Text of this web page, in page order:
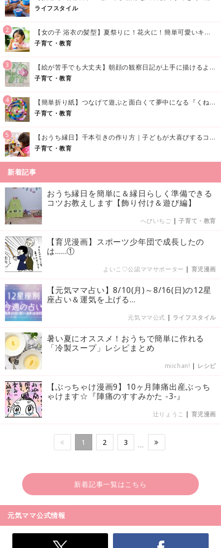
ライフスタイル
2 【女の子 浴衣の髪型】夏祭りに！花火に！簡単可愛いキッズの浴衣ヘアアレンジまとめ
子育て・教育
3 【絵が苦手でも大丈夫】朝顔の観察日記が上手に描けるようになる方法｜イラスト付き
子育て・教育
4 【簡単折り紙】つなげて遊ぶと面白くて夢中になる『くねくねへびさんの作り方』
子育て・教育
5 【おうち縁日】千本引きの作り方｜子どもが大喜びするコツやアイデア♪
子育て・教育
新着記事
おうち縁日を簡単に＆縁日らしく準備できる
コツお教えします【飾り付け＆遊び編】
へびいちご |子育て・教育
【育児漫画】スポーツ少年団で成長したの
は……①
よいこ♡公認ママサポーター | 育児漫画
【元気ママ占い】8/10(月)～8/16(日)の12星
座占い＆運気を上げる...
元気ママ公式 | ライフスタイル
暑い夏にオススメ！おうちで簡単に作れる
「冷製スープ」レシピまとめ
miichan! | レシピ
【ぶっちゃけ漫画9】10ヶ月陣痛出産ぶっち
ゃけます☆『陣痛のすすみかた -3-』
辻りょうこ | 育児漫画
1 2 3 …
新着記事一覧はこちら
元気ママ公式情報